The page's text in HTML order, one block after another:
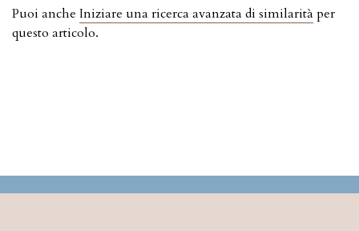
Puoi anche Iniziare una ricerca avanzata di similarità per
questo articolo.